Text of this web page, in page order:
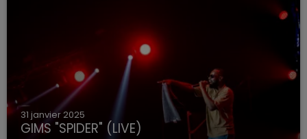
31 janvier 2025
GIMS "SPIDER" (LIVE)